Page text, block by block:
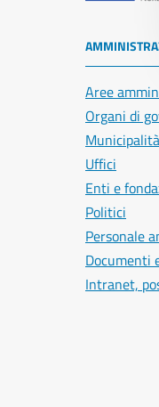
Aree
Organi di
Municipalità
Uffici
Enti e
Politici
Personale
Documenti
Intranet,